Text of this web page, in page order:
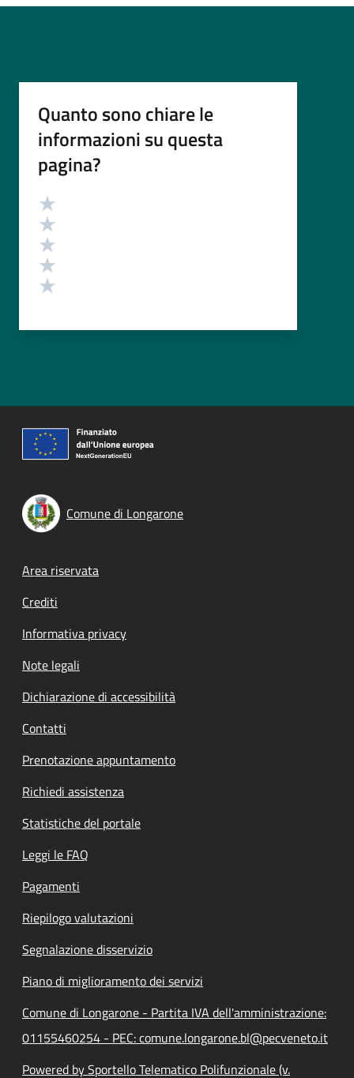
Quanto sono chiare le
informazioni su questa
pagina?
Valutazione
Comune di Longarone
Footer menu
Area riservata
Crediti
Informativa privacy
Note legali
Dichiarazione di accessibilità
Contatti
Prenotazione appuntamento
Richiedi assistenza
Statistiche del portale
Leggi le FAQ
Pagamenti
Riepilogo valutazioni
Segnalazione disservizio
Piano di miglioramento dei servizi
Comune di Longarone - Partita IVA dell'amministrazione:
01155460254 - PEC: comune.longarone.bl@pecveneto.it
Powered by Sportello Telematico Polifunzionale (v.